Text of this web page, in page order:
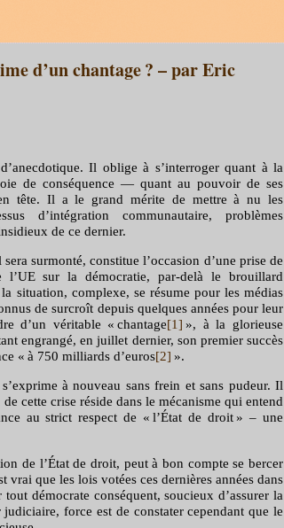
d’un chantage ? – par Eric
Il oblige à s’interroger quant à la
de conséquence — quant au pouvoir de ses
tête. Il a le grand mérite de mettre à nu les
d’intégration communautaire, problèmes
de ce dernier.
surmonté, constitue l’occasion d’une prise de
l’UE sur la démocratie, par-delà le brouillard
situation, complexe, se résume pour les médias
de surcroît depuis quelques années pour leur
d’un véritable « chantage[1] », à la glorieuse
engrangé, en juillet dernier, son premier succès
« à 750 milliards d’euros[2] ».
à nouveau sans frein et sans pudeur. Il
cette crise réside dans le mécanisme qui entend
au strict respect de « l’État de droit » – une
de l’État de droit, peut à bon compte se bercer
que les lois votées ces dernières années dans
démocrate conséquent, soucieux d’assurer la
force est de constater cependant que le